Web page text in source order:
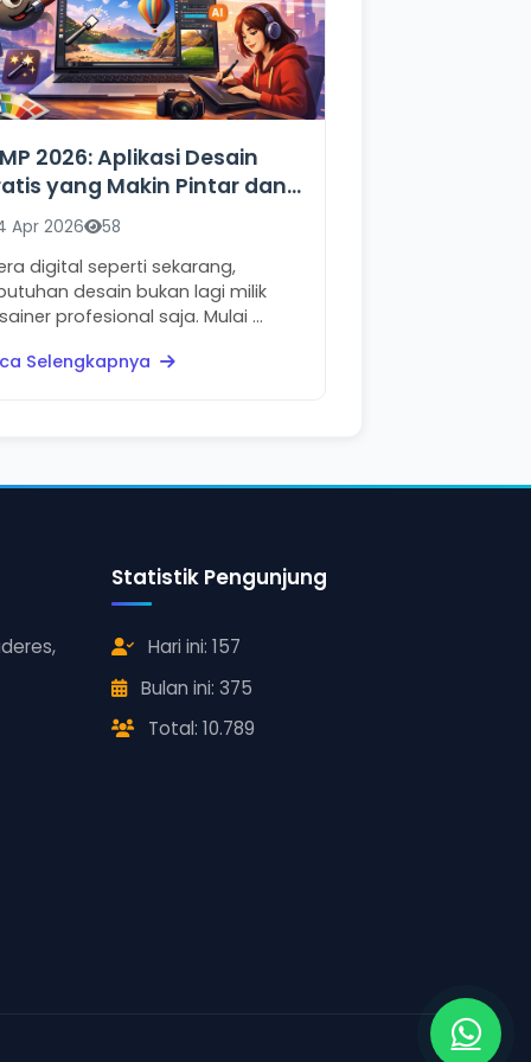
2026: Aplikasi Desain
yang Makin Pintar dan
Dipakai
Apr 2026 58
digital seperti sekarang,
desain bukan lagi milik
profesional saja. Mulai ...
Selengkapnya
Statistik Pengunjung
Hari ini: 157
Bulan ini: 375
Total: 10.789